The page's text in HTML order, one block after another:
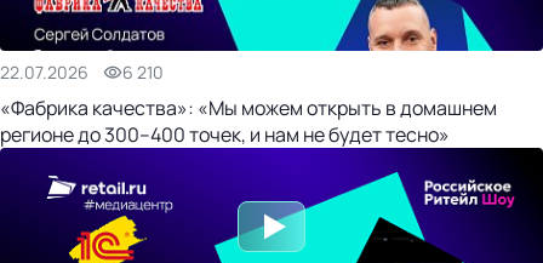
22.07.2026 6 210
«Фабрика качества»: «Мы можем открыть в домашнем
регионе до 300–400 точек, и нам не будет тесно»